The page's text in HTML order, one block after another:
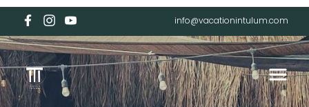
info@vacationintulum.com